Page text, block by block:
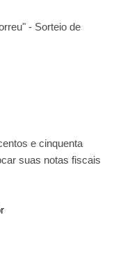
- Sorteio de
e cinquenta
suas notas fiscais